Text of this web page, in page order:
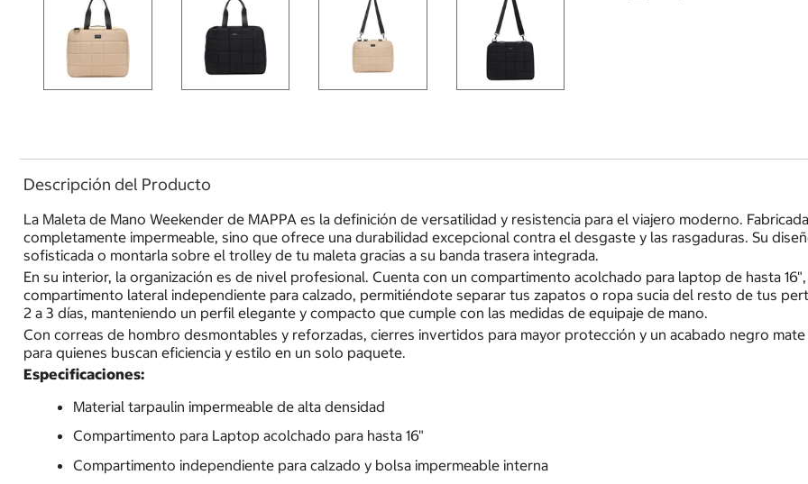
Descripción del Producto
La Maleta de Mano Weekender de MAPPA es la definición de versatilidad y resistencia para el viajero moderno.
completamente impermeable, sino que ofrece una durabilidad excepcional contra el desgaste y las rasgaduras. Su
sofisticada o montarla sobre el trolley de tu maleta gracias a su banda trasera integrada.
En su interior, la organización es de nivel profesional. Cuenta con un compartimento acolchado para laptop de hasta
compartimento lateral independiente para calzado, permitiéndote separar tus zapatos o ropa sucia del resto de tus
2 a 3 días, manteniendo un perfil elegante y compacto que cumple con las medidas de equipaje de mano.
Con correas de hombro desmontables y reforzadas, cierres invertidos para mayor protección y un acabado negro
para quienes buscan eficiencia y estilo en un solo paquete.
Especificaciones:
Material tarpaulin impermeable de alta densidad
Compartimento para Laptop acolchado para hasta 16"
Compartimento independiente para calzado y bolsa impermeable interna